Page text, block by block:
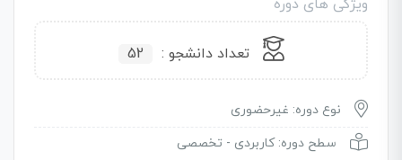
ویژگی های دوره
تعداد دانشجو : 52
نوع دوره: غیرحضوری
سطح دوره: کاربردی - تخصصی